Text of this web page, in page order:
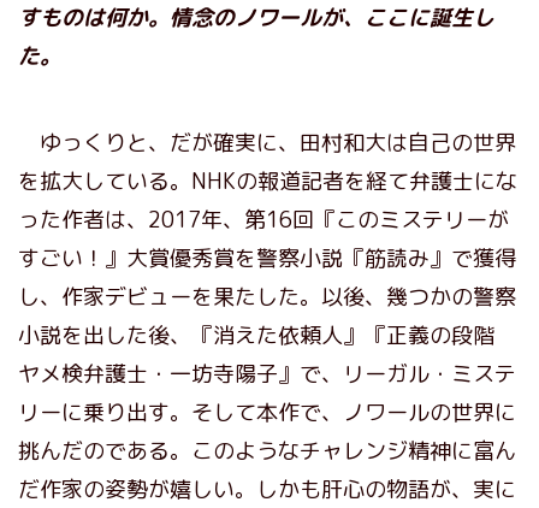
すものは何か。情念のノワールが、ここに誕生し
た。
ゆっくりと、だが確実に、田村和大は自己の世界
を拡大している。NHKの報道記者を経て弁護士にな
った作者は、2017年、第16回『このミステリーが
すごい！』大賞優秀賞を警察小説『筋読み』で獲得
し、作家デビューを果たした。以後、幾つかの警察
小説を出した後、『消えた依頼人』『正義の段階
ヤメ検弁護士・一坊寺陽子』で、リーガル・ミステ
リーに乗り出す。そして本作で、ノワールの世界に
挑んだのである。このようなチャレンジ精神に富ん
だ作家の姿勢が嬉しい。しかも肝心の物語が、実に